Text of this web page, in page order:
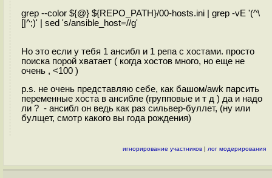
grep --color ${@} ${REPO_PATH}/00-hosts.ini | grep -vE '(^\
[|^;)' | sed 's/ansible_host=//g'
Но это если у тебя 1 ансибл и 1 репа с хостами. просто
поиска порой хватает ( когда хостов много, но еще не
очень , <100 )
p.s. не очень представляю себе, как башом/awk парсить
переменные хоста в ансибле (групповые и т д ) да и надо
ли ? - ансибл он ведь как раз сильвер-буллет, (ну или
булщет, смотр какого вы года рождения)
игнорирование участников | лог модерирования